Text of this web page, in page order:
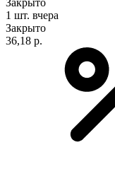
1 шт. вчера
Закрыто
36,18 р.